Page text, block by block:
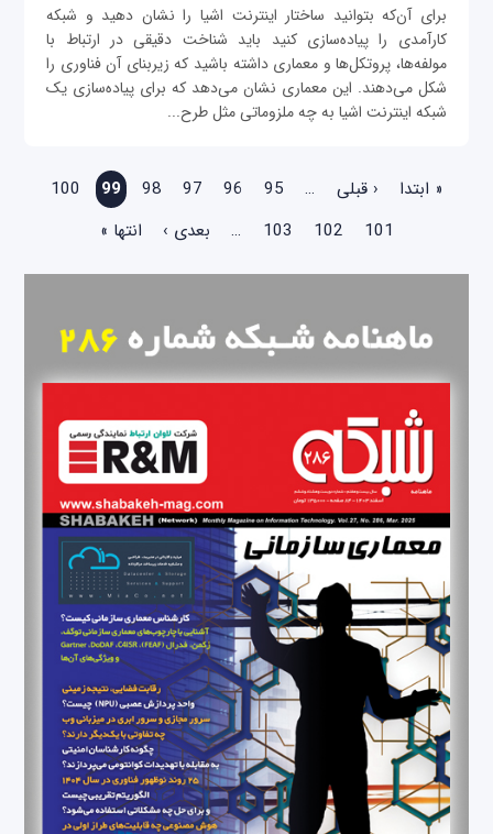
برای آن‌که بتوانید ساختار اینترنت اشیا را نشان دهید و شبکه
کارآمدی را پیاده‌سازی کنید باید شناخت دقیقی در ارتباط با
مولفه‌ها، پروتکل‌ها و معماری داشته باشید که زیربنای آن فناوری را
شکل می‌دهند. این معماری نشان می‌دهد که برای پیاده‌سازی یک
شبکه اینترنت اشیا به چه ملزوماتی مثل طرح...
صفحه‌ها
« ابتدا ‹ قبلی …
95
96
97
98
99
100
101
102
103
… بعدی › انتها »